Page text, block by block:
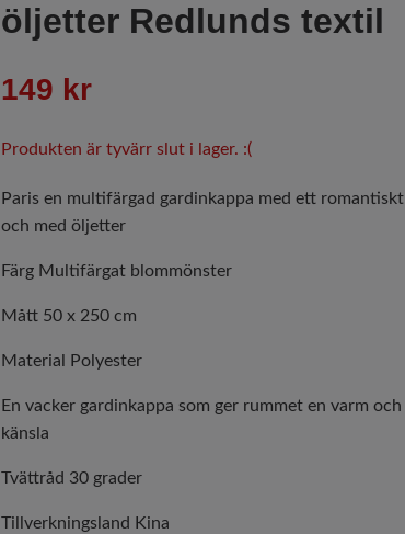
öljetter Redlunds textil
149 kr
Produkten är tyvärr slut i lager. :(
Paris en multifärgad gardinkappa med ett
och med öljetter
Färg Multifärgat blommönster
Mått 50 x 250 cm
Material Polyester
En vacker gardinkappa som ger rummet en varm
känsla
Tvättråd 30 grader
Tillverkningsland Kina